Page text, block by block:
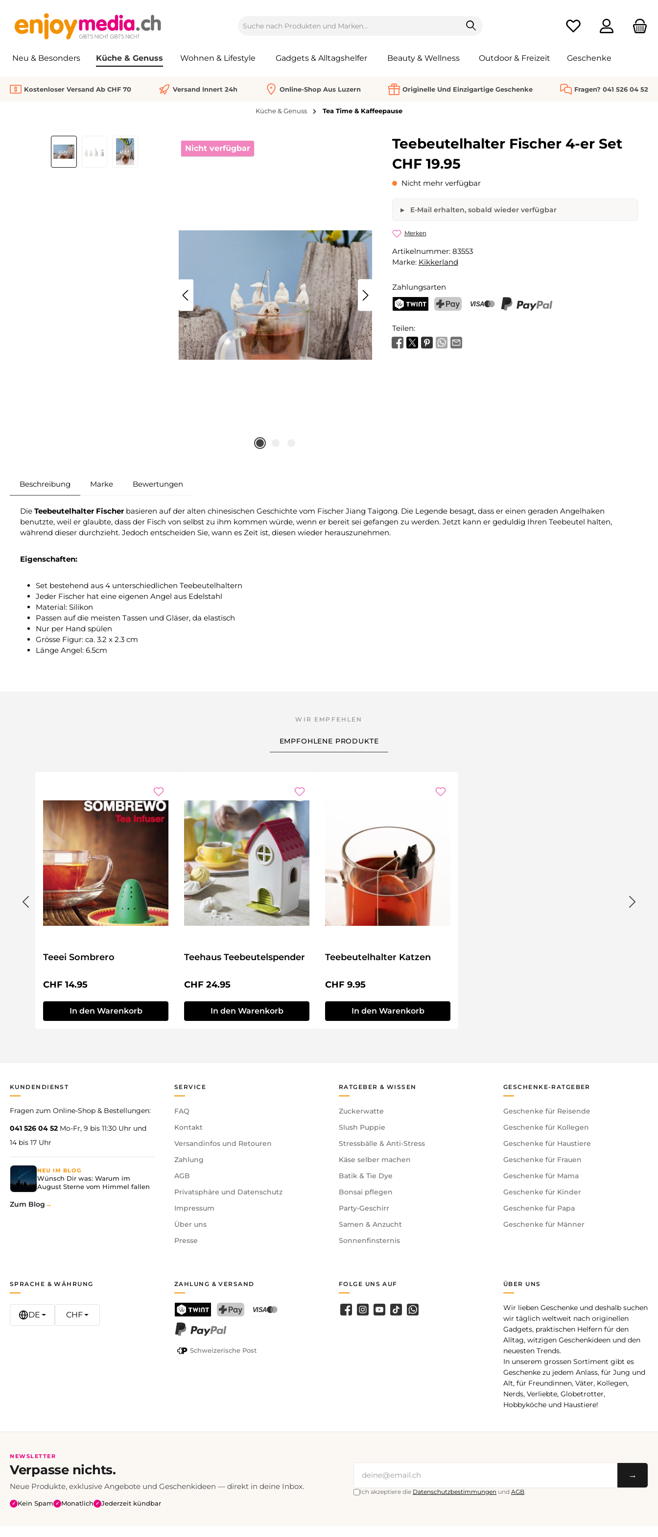
Du hast 0 Produkte
Neu & Besonders Küche & Genuss Wohnen & Lifestyle Gadgets & Alltagshelfer Beauty & Wellness Outdoor & Freizeit Geschenke
Kostenloser Versand Ab CHF 70 Versand Innert 24h Online-Shop Aus Luzern Originelle Und Einzigartige Geschenke Fragen? 041 526 04 52
Küche & Genuss Tea Time & Kaffeepause
Bildergalerie überspringen
Nicht verfügbar
Teebeutelhalter Fischer 4-er Set
CHF 19.95
Nicht mehr verfügbar
E-Mail erhalten, sobald wieder verfügbar
Dein Name
Benachrichtigung aktivieren
Merken
Artikelnummer: 83553
Marke: Kikkerland
Zahlungsarten
Teilen:
Beschreibung Marke Bewertungen
Die Teebeutelhalter Fischer basieren auf der alten chinesischen Geschichte vom Fischer Jiang Taigong. Die Legende besagt, dass er einen geraden Angelhaken
benutzte, weil er glaubte, dass der Fisch von selbst zu ihm kommen würde, wenn er bereit sei gefangen zu werden. Jetzt kann er geduldig Ihren Teebeutel halten,
während dieser durchzieht. Jedoch entscheiden Sie, wann es Zeit ist, diesen wieder herauszunehmen.
Eigenschaften:
Set bestehend aus 4 unterschiedlichen Teebeutelhaltern
Jeder Fischer hat eine eigenen Angel aus Edelstahl
Material: Silikon
Passen auf die meisten Tassen und Gläser, da elastisch
Nur per Hand spülen
Grösse Figur: ca. 3.2 x 2.3 cm
Länge Angel: 6.5cm
EMPFOHLENE PRODUKTE
Teeei Sombrero
Regulärer Preis:
CHF 14.95
In den Warenkorb
Teehaus Teebeutelspender
Regulärer Preis:
CHF 24.95
In den Warenkorb
Teebeutelhalter Katzen
Regulärer Preis:
CHF 9.95
In den Warenkorb
KUNDENDIENST
Fragen zum Online-Shop & Bestellungen:
041 526 04 52 Mo-Fr, 9 bis 11:30 Uhr und
14 bis 17 Uhr
NEU IM BLOG
Wünsch Dir was: Warum im
August Sterne vom Himmel fallen
Zum Blog
SERVICE
FAQ
Kontakt
Versandinfos und Retouren
Zahlung
AGB
Privatsphäre und Datenschutz
Impressum
Über uns
Presse
RATGEBER & WISSEN
Zuckerwatte
Slush Puppie
Stressbälle & Anti-Stress
Käse selber machen
Batik & Tie Dye
Bonsai pflegen
Party-Geschirr
Samen & Anzucht
Sonnenfinsternis
GESCHENKE-RATGEBER
Geschenke für Reisende
Geschenke für Kollegen
Geschenke für Haustiere
Geschenke für Frauen
Geschenke für Mama
Geschenke für Kinder
Geschenke für Papa
Geschenke für Männer
ÜBER UNS
Wir lieben Geschenke und deshalb suchen
wir täglich weltweit nach originellen
Gadgets, praktischen Helfern für den
Alltag, witzigen Geschenkideen und den
neuesten Trends.
In unserem grossen Sortiment gibt es
Geschenke zu jedem Anlass, für Jung und
Alt, für Freundinnen, Väter, Kollegen,
Nerds, Verliebte, Globetrotter,
Hobbyköche und Haustiere!
ZAHLUNG & VERSAND
TWINT
Schweizerische Post
SPRACHE & WÄHRUNG
DE CHF
FOLGE UNS AUF
Facebook
Instagram
YouTubeTikTokWhatsApp
NEWSLETTER
Verpasse nichts.
Neue Produkte, exklusive Angebote und Geschenkideen — direkt in deine Inbox.
✓ Kein Spam ✓ Monatlich ✓ Jederzeit kündbar
→
Ich akzeptiere die Datenschutzbestimmungen undAGB